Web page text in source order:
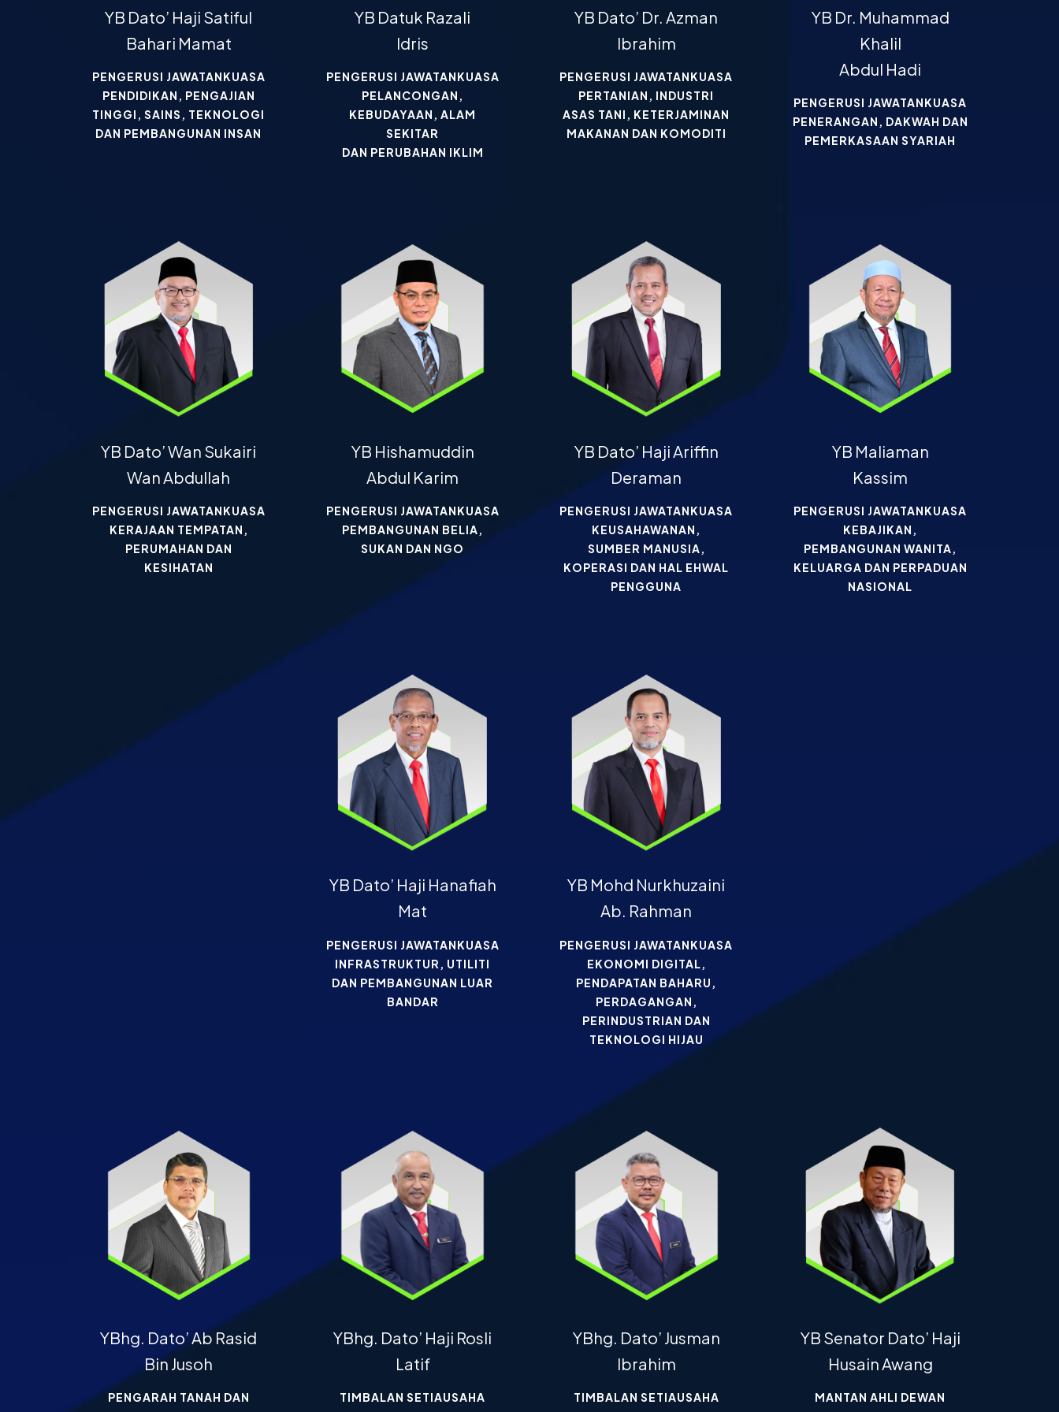
YB Dato’ Haji Satiful
Bahari Mamat
PENGERUSI JAWATANKUASA
PENDIDIKAN, PENGAJIAN
TINGGI, SAINS, TEKNOLOGI
DAN PEMBANGUNAN INSAN
YB Datuk Razali
Idris
PENGERUSI JAWATANKUASA
PELANCONGAN,
KEBUDAYAAN, ALAM
SEKITAR
DAN PERUBAHAN IKLIM
YB Dato’ Dr. Azman
Ibrahim
PENGERUSI JAWATANKUASA
PERTANIAN, INDUSTRI
ASAS TANI, KETERJAMINAN
MAKANAN DAN KOMODITI
YB Dr. Muhammad
Khalil
Abdul Hadi
PENGERUSI JAWATANKUASA
PENERANGAN, DAKWAH DAN
PEMERKASAAN SYARIAH
YB Dato’ Wan Sukairi
Wan Abdullah
PENGERUSI JAWATANKUASA
KERAJAAN TEMPATAN,
PERUMAHAN DAN
KESIHATAN
YB Hishamuddin
Abdul Karim
PENGERUSI JAWATANKUASA
PEMBANGUNAN BELIA,
SUKAN DAN NGO
YB Dato’ Haji Ariffin
Deraman
PENGERUSI JAWATANKUASA
KEUSAHAWANAN,
SUMBER MANUSIA,
KOPERASI DAN HAL EHWAL
PENGGUNA
YB Maliaman
Kassim
PENGERUSI JAWATANKUASA
KEBAJIKAN,
PEMBANGUNAN WANITA,
KELUARGA DAN PERPADUAN
NASIONAL
YB Dato’ Haji Hanafiah
Mat
PENGERUSI JAWATANKUASA
INFRASTRUKTUR, UTILITI
DAN PEMBANGUNAN LUAR
BANDAR
YB Mohd Nurkhuzaini
Ab. Rahman
PENGERUSI JAWATANKUASA
EKONOMI DIGITAL,
PENDAPATAN BAHARU,
PERDAGANGAN,
PERINDUSTRIAN DAN
TEKNOLOGI HIJAU
YBhg. Dato’ Ab Rasid
Bin Jusoh
PENGARAH TANAH DAN
YBhg. Dato’ Haji Rosli
Latif
TIMBALAN SETIAUSAHA
YBhg. Dato’ Jusman
Ibrahim
TIMBALAN SETIAUSAHA
YB Senator Dato’ Haji
Husain Awang
MANTAN AHLI DEWAN